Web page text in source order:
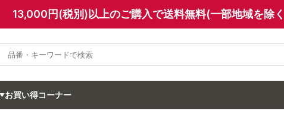
13,000円(税別)以上のご購入で送料無料(一部地域を除
お買い得コーナー